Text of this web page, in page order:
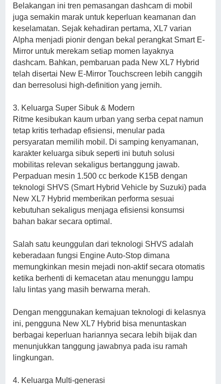
Belakangan ini tren pemasangan dashcam di mobil
juga semakin marak untuk keperluan keamanan dan
keselamatan. Sejak kehadiran pertama, XL7 varian
Alpha menjadi pionir dengan bekal perangkat Smart E-
Mirror untuk merekam setiap momen layaknya
dashcam. Bahkan, pembaruan pada New XL7 Hybrid
telah disertai New E-Mirror Touchscreen lebih canggih
dan berresolusi high-definition yang jernih.
3. Keluarga Super Sibuk & Modern
Ritme kesibukan kaum urban yang serba cepat namun
tetap kritis terhadap efisiensi, menular pada
persyaratan memilih mobil. Di samping kenyamanan,
karakter keluarga sibuk seperti ini butuh solusi
mobilitas relevan sekaligus bertanggung jawab.
Perpaduan mesin 1.500 cc berkode K15B dengan
teknologi SHVS (Smart Hybrid Vehicle by Suzuki) pada
New XL7 Hybrid memberikan performa sesuai
kebutuhan sekaligus menjaga efisiensi konsumsi
bahan bakar secara optimal.
Salah satu keunggulan dari teknologi SHVS adalah
keberadaan fungsi Engine Auto-Stop dimana
memungkinkan mesin mejadi non-aktif secara otomatis
ketika berhenti di kemacetan atau menunggu lampu
lalu lintas yang masih berwarna merah.
Dengan menggunakan kemajuan teknologi di kelasnya
ini, pengguna New XL7 Hybrid bisa menuntaskan
berbagai keperluan hariannya secara lebih bijak dan
menunjukkan tanggung jawabnya pada isu ramah
lingkungan.
4. Keluarga Multi-generasi